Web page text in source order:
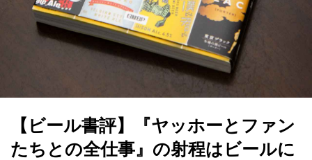
【ビール書評】『ヤッホーとファン
たちとの全仕事』の射程はビールに